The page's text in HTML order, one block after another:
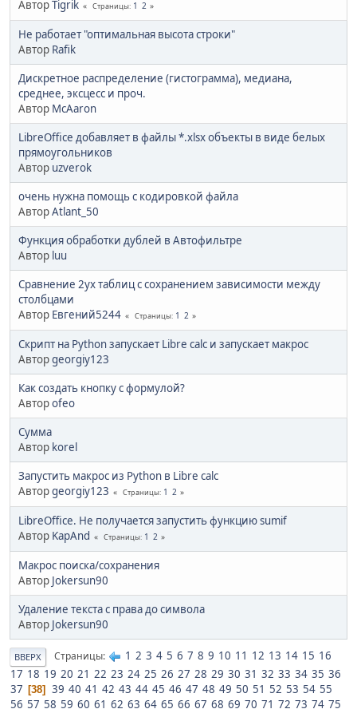
АвторTigrik Страницы 1 2
Не работает "оптимальная высота строки"
Автор Rafik
Дискретное распределение (гистограмма), медиана,
среднее, эксцесс и проч.
Автор McAaron
LibreOffice добавляет в файлы *.xlsx объекты в виде белых
прямоугольников
Автор uzverok
очень нужна помощь с кодировкой файла
АвторAtlant_50
Функция обработки дублей в Автофильтре
Автор luu
Сравнение 2ух таблиц с сохранением зависимости между
столбцами
Автор Евгений5244 Страницы 1 2
Скрипт на Python запускает Libre calc и запускает макрос
Авторgeorgiy123
Как создать кнопку с формулой?
Авторofeo
Сумма
Автор korel
Запустить макрос из Python в Libre calc
Авторgeorgiy123 Страницы 1 2
LibreOffice. Не получается запустить функцию sumif
Автор KapAnd Страницы 1 2
Макрос поиска/сохранения
Автор Jokersun90
Удаление текста с права до символа
Автор Jokersun90
ВВЕРХ Страницы 1 2 3 4 5 6 7 8 9 10 11 12 13 14 15 16
17 18 19 20 21 22 23 24 25 26 27 28 29 30 31 32 33 34 35 36
37
38 39 40 41 42 43 44 45 46 47 48 49 50 51 52 53 54 55
56 57 58 59 60 61 62 63 64 65 66 67 68 69 70 71 72 73 74 75